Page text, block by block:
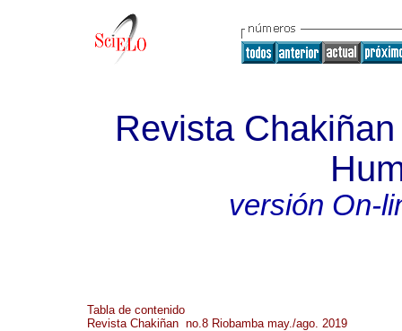
Revista
versión On-
Tabla de contenido
Revista Chakiñan no.8 Riobamba may./ago. 2019